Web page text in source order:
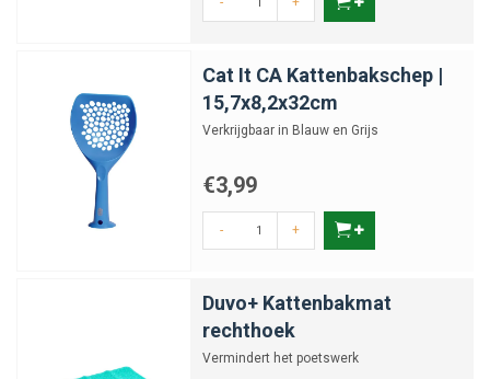
Cat It CA Kattenbakschep |
15,7x8,2x32cm
Verkrijgbaar in Blauw en Grijs
€3,99
- +
Duvo+ Kattenbakmat
rechthoek
Vermindert het poetswerk